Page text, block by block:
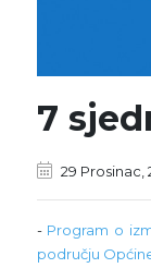
7
29 Prosinac,
- Program o
području